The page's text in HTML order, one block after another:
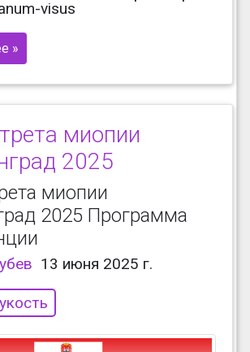
visus
»
миопии
2025
миопии
2025 Программа
13 июня 2025 г.